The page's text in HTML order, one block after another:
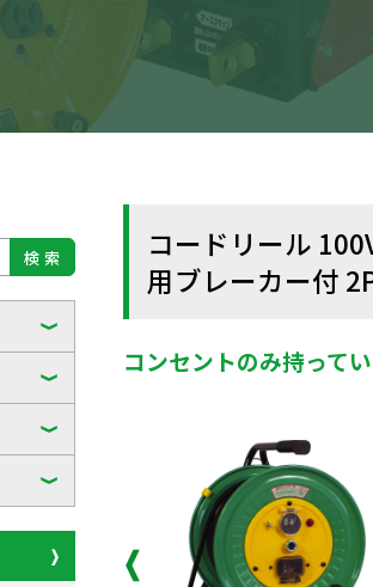
検 索
コードリール
用ブレーカー付
コンセントのみ持って